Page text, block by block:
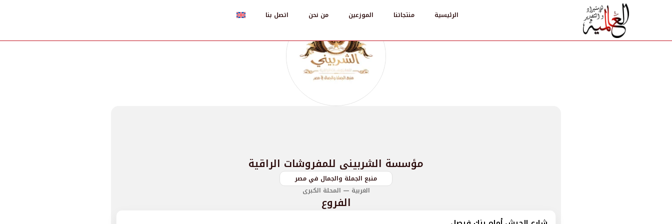
الرئيسية منتجاتنا الموزعين من نحن اتصل بنا
مؤسسة الشربيني للمفروشات الراقية
منبع الجملة والجمال في مصر
الغربية — المحلة الكبرى
الفروع